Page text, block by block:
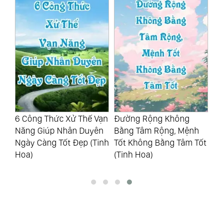
6 Công Thức Xử Thế Vạn
Năng Giúp Nhân Duyên
Ngày Càng Tốt Đẹp (Tinh
Hoa)
Đường Rộng Không
Bằng Tâm Rộng, Mệnh
Tốt Không Bằng Tâm Tốt
(Tinh Hoa)